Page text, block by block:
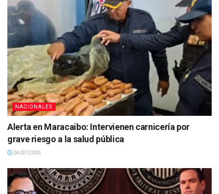
NACIONALES
Alerta en Maracaibo: Intervienen carnicería por
grave riesgo a la salud pública
24/07/2026